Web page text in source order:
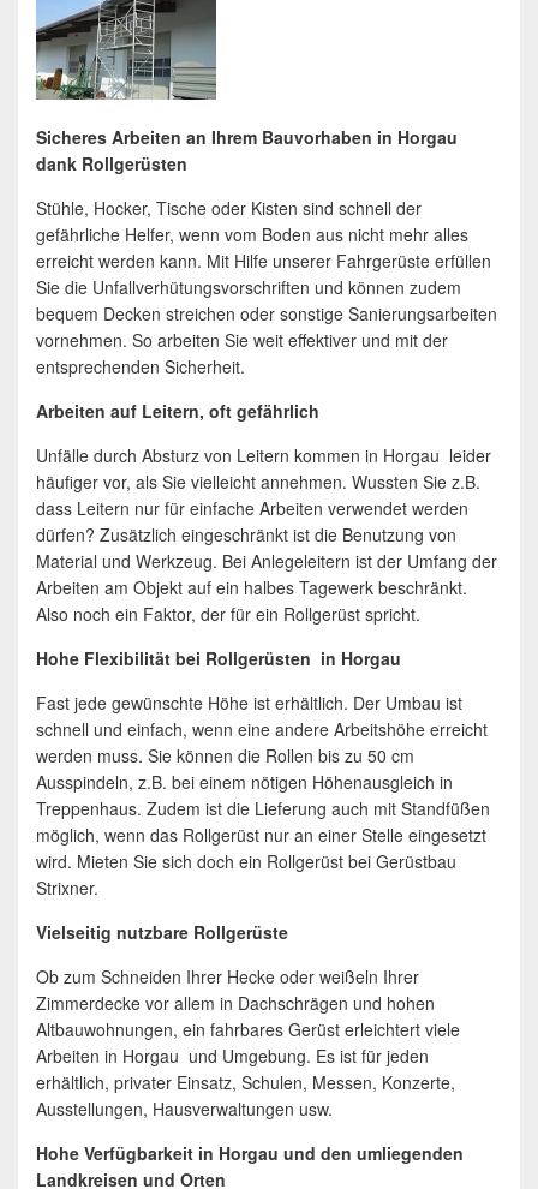
Sicheres Arbeiten an Ihrem Bauvorhaben in Horgau
dank Rollgerüsten
Stühle, Hocker, Tische oder Kisten sind schnell der
gefährliche Helfer, wenn vom Boden aus nicht mehr alles
erreicht werden kann. Mit Hilfe unserer Fahrgerüste erfüllen
Sie die Unfallverhütungsvorschriften und können zudem
bequem Decken streichen oder sonstige Sanierungsarbeiten
vornehmen. So arbeiten Sie weit effektiver und mit der
entsprechenden Sicherheit.
Arbeiten auf Leitern, oft gefährlich
Unfälle durch Absturz von Leitern kommen in Horgau leider
häufiger vor, als Sie vielleicht annehmen. Wussten Sie z.B.
dass Leitern nur für einfache Arbeiten verwendet werden
dürfen? Zusätzlich eingeschränkt ist die Benutzung von
Material und Werkzeug. Bei Anlegeleitern ist der Umfang der
Arbeiten am Objekt auf ein halbes Tagewerk beschränkt.
Also noch ein Faktor, der für ein Rollgerüst spricht.
Hohe Flexibilität bei Rollgerüsten in Horgau
Fast jede gewünschte Höhe ist erhältlich. Der Umbau ist
schnell und einfach, wenn eine andere Arbeitshöhe erreicht
werden muss. Sie können die Rollen bis zu 50 cm
Ausspindeln, z.B. bei einem nötigen Höhenausgleich in
Treppenhaus. Zudem ist die Lieferung auch mit Standfüßen
möglich, wenn das Rollgerüst nur an einer Stelle eingesetzt
wird. Mieten Sie sich doch ein Rollgerüst bei Gerüstbau
Strixner.
Vielseitig nutzbare Rollgerüste
Ob zum Schneiden Ihrer Hecke oder weißeln Ihrer
Zimmerdecke vor allem in Dachschrägen und hohen
Altbauwohnungen, ein fahrbares Gerüst erleichtert viele
Arbeiten in Horgau und Umgebung. Es ist für jeden
erhältlich, privater Einsatz, Schulen, Messen, Konzerte,
Ausstellungen, Hausverwaltungen usw.
Hohe Verfügbarkeit in Horgau und den umliegenden
Landkreisen und Orten